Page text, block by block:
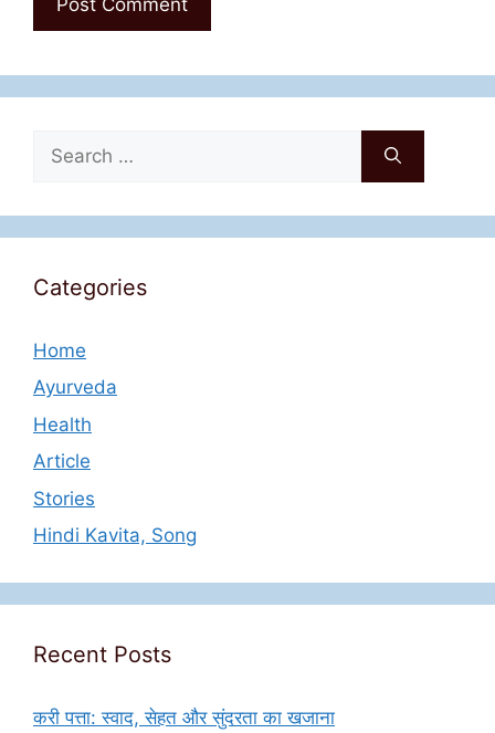
for:
Categories
Home
Ayurveda
Health
Article
Stories
Hindi Kavita, Song
Recent Posts
करी पत्ता: स्वाद, सेहत और सुंदरता का खजाना